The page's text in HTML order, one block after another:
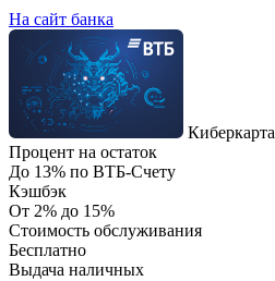
На сайт банка
Киберкарта
Процент на остаток
До 13% по ВТБ-Счету
Кэшбэк
От 2% до 15%
Стоимость обслуживания
Бесплатно
Выдача наличных